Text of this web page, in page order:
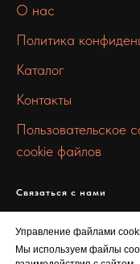
Управление файлами
Мы используем файлы
О нас
Политика
Каталог
Контакты
Пользовательское
cookie файлов
Связаться с нами
+7 912 041 2088